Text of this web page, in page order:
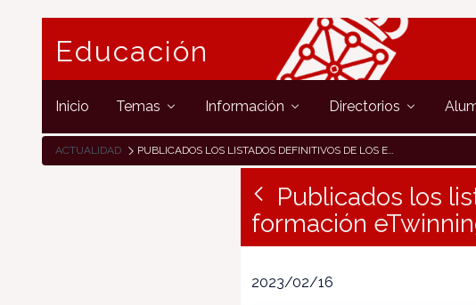
Educación
Inicio Temas Información Directorios
ACTUALIDAD PUBLICADOS LOS LISTADOS DEFINITIVOS DE LOS EVENTOS DE FORMACIÓN ETWINNING 2023
Publicados los
formación
2023/02/16